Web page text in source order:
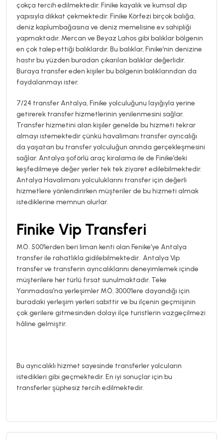
çokça tercih edilmektedir. Finike kayalık ve kumsal dip
yapısıyla dikkat çekmektedir. Finike Körfezi birçok balığa,
deniz kaplumbağasına ve deniz memelisine ev sahipliği
yapmaktadır. Mercan ve Beyaz Lahos gibi balıklar bölgenin
en çok talep ettiği balıklardır. Bu balıklar, Finike’nin denizine
hastır bu yüzden buradan çıkarılan balıklar değerlidir.
Buraya transfer eden kişiler bu bölgenin balıklarından da
faydalanmayı ister.
7/24 transfer Antalya, Finike yolculuğunu layığıyla yerine
getirerek transfer hizmetlerinin yenilenmesini sağlar.
Transfer hizmetini alan kişiler genelde bu hizmeti tekrar
almayı istemektedir çünkü havalimanı transfer ayrıcalığı
da yaşatan bu transfer yolculuğun anında gerçekleşmesini
sağlar. Antalya şoförlü araç kiralama ile de Finike’deki
keşfedilmeye değer yerler tek tek ziyaret edilebilmektedir.
Antalya Havalimanı yolculuklarını transfer için değerli
hizmetlere yönlendirirken müşteriler de bu hizmeti almak
istediklerine memnun olurlar.
Finike Vip Transferi
MÖ. 500’lerden beri liman kenti olan Fenike’ye Antalya
transfer ile rahatlıkla gidilebilmektedir. Antalya Vip
transfer ve transferin ayrıcalıklarını deneyimlemek içinde
müşterilere her türlü fırsat sunulmaktadır. Teke
Yarımadası’na yerleşimler MÖ. 3000’lere dayandığı için
buradaki yerleşim yerleri sabittir ve bu ilçenin geçmişinin
çok gerilere gitmesinden dolayı ilçe turistlerin vazgeçilmezi
hâline gelmiştir.
Bu ayrıcalıklı hizmet sayesinde transferler yolcuların
istedikleri gibi geçmektedir. En iyi sonuçlar için bu
transferler şüphesiz tercih edilmektedir.